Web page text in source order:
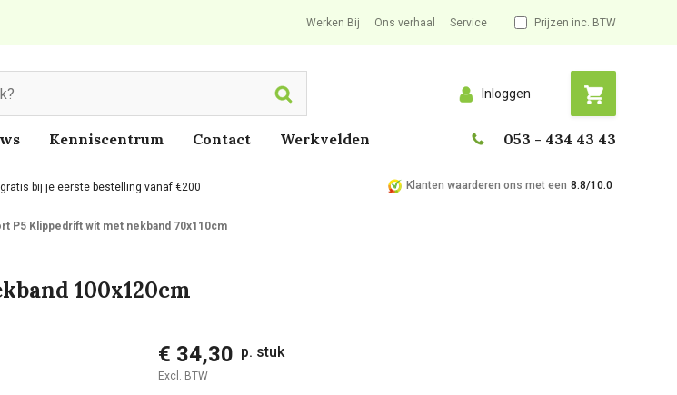
Werken Bij Ons verhaal Service Prijzen inc. BTW
Search Inloggen
Kenniscentrum Contact Werkvelden 053 - 434 43 43
bij je eerste bestelling vanaf €200 Klanten waarderen ons met een 8.8/10.0
P5 Klippedrift wit met nekband 70x110cm
100x120cm
€ 34,30 p. stuk
Excl. BTW